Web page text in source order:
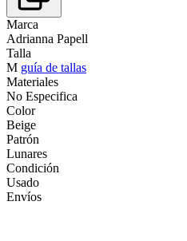
Marca
Adrianna Papell
Talla
M guía de tallas
Materiales
No Especifica
Color
Beige
Patrón
Lunares
Condición
Usado
Envíos